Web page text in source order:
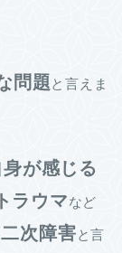
問題と言えま
が感じる
ラウマなど
二次障害と言